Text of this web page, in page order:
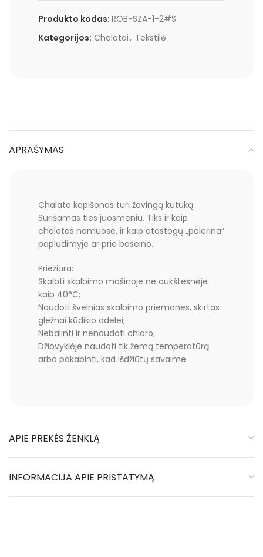
Produkto kodas: ROB-SZA-1-2#S
Kategorijos: Chalatai, Tekstilė
APRAŠYMAS
Chalato kapišonas turi žavingą kutuką.
Surišamas ties juosmeniu. Tiks ir kaip
chalatas namuose, ir kaip atostogų „palerina”
paplūdimyje ar prie baseino.
Priežiūra:
Skalbti skalbimo mašinoje ne aukštesnėje
kaip 40°C;
Naudoti švelnias skalbimo priemones, skirtas
gležnai kūdikio odelei;
Nebalinti ir nenaudoti chloro;
Džiovyklėje naudoti tik žemą temperatūrą
arba pakabinti, kad išdžiūtų savaime.
APIE PREKĖS ŽENKLĄ
INFORMACIJA APIE PRISTATYMĄ